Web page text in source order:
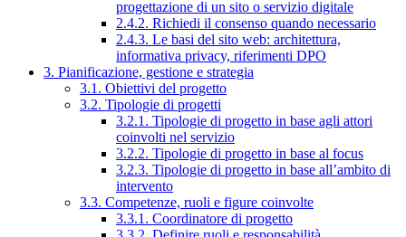
progettazione di un sito o servizio digitale
2.4.2. Richiedi il consenso quando necessario
2.4.3. Le basi del sito web: architettura,
informativa privacy, riferimenti DPO
3. Pianificazione, gestione e strategia
3.1. Obiettivi del progetto
3.2. Tipologie di progetti
3.2.1. Tipologie di progetto in base agli attori
coinvolti nel servizio
3.2.2. Tipologie di progetto in base al focus
3.2.3. Tipologie di progetto in base all’ambito di
intervento
3.3. Competenze, ruoli e figure coinvolte
3.3.1. Coordinatore di progetto